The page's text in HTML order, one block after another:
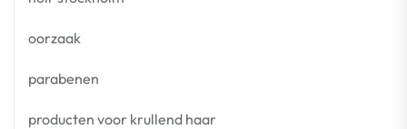
oorzaak
parabenen
producten voor krullend haar